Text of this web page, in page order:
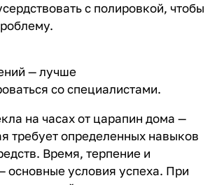
с полировкой, чтобы
— лучше
со специалистами.
на часах от царапин дома —
требует определенных навыков
Время, терпение и
основные условия успеха. При